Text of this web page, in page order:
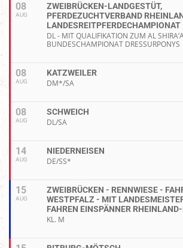
08
AUG
ZWEIBRÜCKEN-LANDGESTÜT,
PFERDEZUCHTVERBAND
LANDESREITPFERDECHAMPIONAT
DL - MIT QUALIFIKATION ZUM AL
BUNDESCHAMPIONAT DRESSURPONYS
08
AUG
KATZWEILER
DM*/SA
08
AUG
SCHWEICH
DL/SA
14
AUG
NIEDERNEISEN
DE/SS*
15
AUG
ZWEIBRÜCKEN - RENNWIESE -
WESTPFALZ - MIT
FAHREN EINSPÄNNER
KL. M